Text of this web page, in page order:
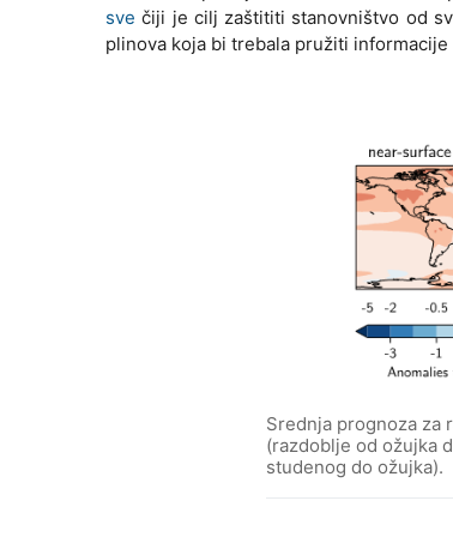
sve čiji je cilj zaštititi stanovništvo od
plinova koja bi trebala pružiti
Srednja prognoza za
(razdoblje od ožujka
studenog do ožujka).